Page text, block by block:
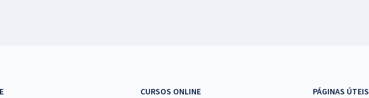
CURSOS ONLINE PÁGINAS ÚTEIS